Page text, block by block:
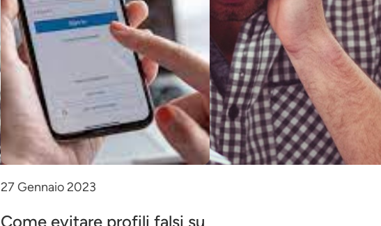
27 Gennaio 2023
Come evitare profili falsi su